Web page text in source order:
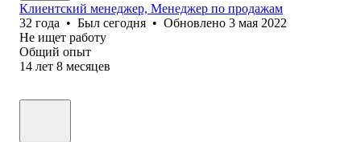
Клиентский менеджер, Менеджер по продажам
32 года • Был сегодня • Обновлено 3 мая 2022
Не ищет работу
Общий опыт
14 лет 8 месяцев